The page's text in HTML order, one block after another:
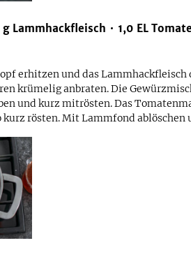
g Lammhackfleisch 1,0 EL
erhitzen und das Lammhackfleisch
krümelig anbraten. Die
und kurz mitrösten. Das
rösten. Mit Lammfond ablöschen